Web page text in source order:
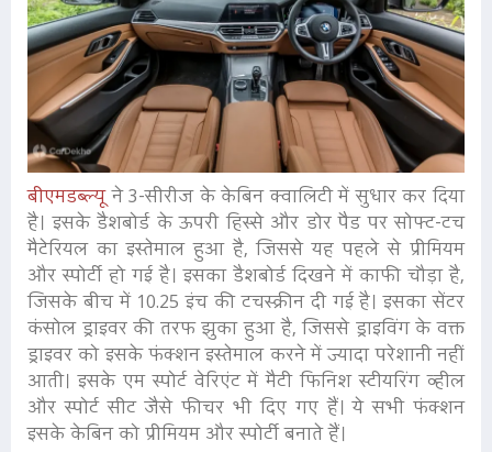
बीएमडब्ल्यूने 3-सीरीज के केबिन क्वालिटी में सुधार कर दिया
है। इसके डैशबोर्ड के ऊपरी हिस्से और डोर पैड पर सोफ्ट-टच
मैटेरियल का इस्तेमाल हुआ है, जिससे यह पहले से प्रीमियम
और स्पोर्टी हो गई है। इसका डैशबोर्ड दिखने में काफी चौड़ा है,
जिसके बीच में 10.25 इंच की टचस्क्रीन दी गई है। इसका सेंटर
कंसोल ड्राइवर की तरफ झुका हुआ है, जिससे ड्राइविंग के वक्त
ड्राइवर को इसके फंक्शन इस्तेमाल करने में ज्यादा परेशानी नहीं
आती। इसके एम स्पोर्ट वेरिएंट में मैटी फिनिश स्टीयरिंग व्हील
और स्पोर्ट सीट जैसे फीचर भी दिए गए हैं। ये सभी फंक्शन
इसके केबिन को प्रीमियम और स्पोर्टी बनाते हैं।